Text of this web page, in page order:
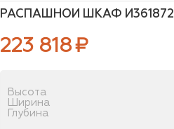
РАСПАШНОЙ ШКАФ И361872
223 818₽
Высота
Ширина
Глубина